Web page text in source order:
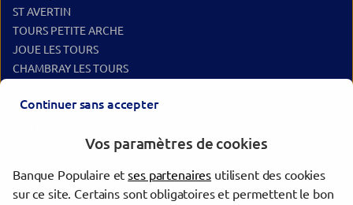
ST AVERTIN
TOURS PETITE ARCHE
JOUE LES TOURS
CHAMBRAY LES TOURS
BALLAN MIRE
Les agences Banque Populaire dans les villes à proximité
Continuer sans accepter
Vos paramètres de cookies
Banque Populaire etses partenaires utilisent des cookies
sur ce site. Certains sont obligatoires et permettent le bon